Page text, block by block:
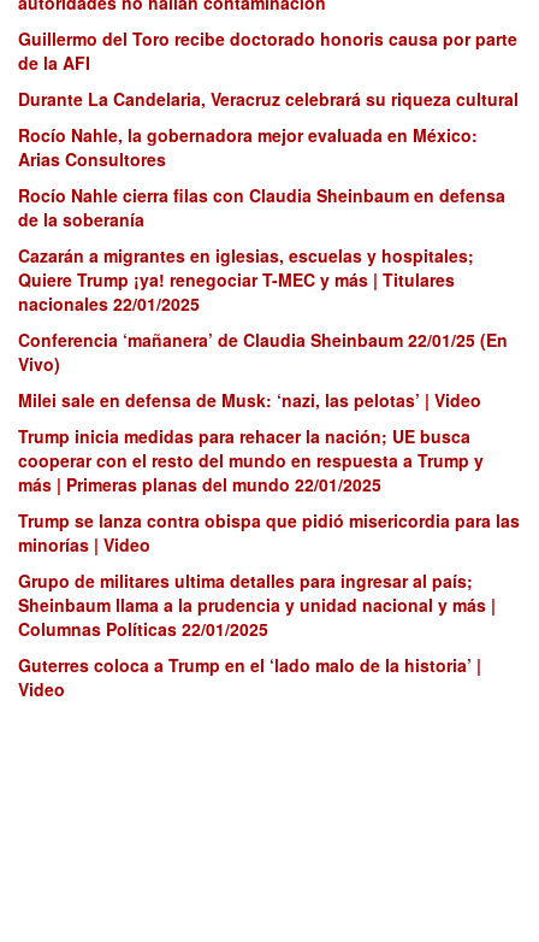
Guillermo del Toro recibe doctorado honoris causa por parte
de la AFI
Durante La Candelaria, Veracruz celebrará su riqueza cultural
Rocío Nahle, la gobernadora mejor evaluada en México:
Arias Consultores
Rocío Nahle cierra filas con Claudia Sheinbaum en defensa
de la soberanía
Cazarán a migrantes en iglesias, escuelas y hospitales;
Quiere Trump ¡ya! renegociar T-MEC y más | Titulares
nacionales 22/01/2025
Conferencia ‘mañanera’ de Claudia Sheinbaum 22/01/25 (En
Vivo)
Milei sale en defensa de Musk: ‘nazi, las pelotas’ | Video
Trump inicia medidas para rehacer la nación; UE busca
cooperar con el resto del mundo en respuesta a Trump y
más | Primeras planas del mundo 22/01/2025
Trump se lanza contra obispa que pidió misericordia para las
minorías | Video
Grupo de militares ultima detalles para ingresar al país;
Sheinbaum llama a la prudencia y unidad nacional y más |
Columnas Políticas 22/01/2025
Guterres coloca a Trump en el ‘lado malo de la historia’ |
Video